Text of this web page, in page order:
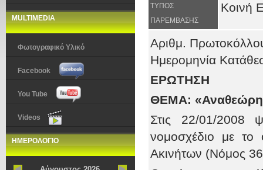
MULTIMEDIA
Φωτογραφικό Υλικό
Facebook
You Tube
Videos
ΗΜΕΡΟΛΟΓΙΟ
ΤΥΠΟΣ
ΠΑΡΕΜΒΑΣΗΣ
Κοινή
Αριθμ.
Ημερομηνία
ΕΡΩΤΗΣΗ
ΘΕΜΑ:
Στις 22/01/2008
νομοσχέδιο με το
Ακινήτων (Νόμος